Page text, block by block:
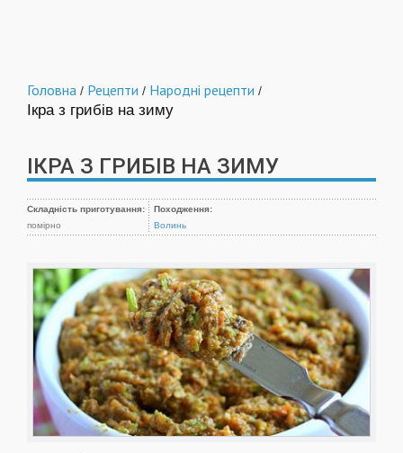
Головна / Рецепти / Народні рецепти /
Ікра з грибів на зиму
ІКРА З ГРИБІВ НА ЗИМУ
Складність приготування:
помірно
Походження:
Волинь